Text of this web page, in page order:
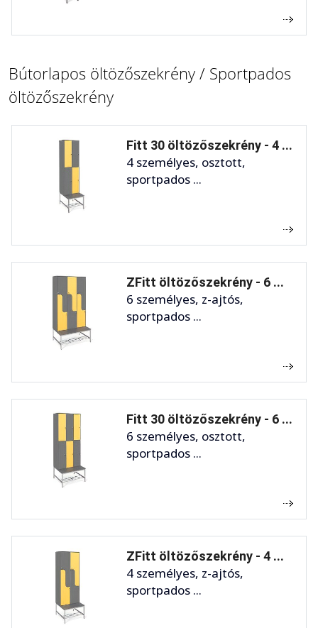
Bútorlapos öltözőszekrény / Sportpados
öltözőszekrény
Fitt 30 öltözőszekrény - 4 ...
4 személyes, osztott,
sportpados ...
ZFitt öltözőszekrény - 6 ...
6 személyes, z-ajtós,
sportpados ...
Fitt 30 öltözőszekrény - 6 ...
6 személyes, osztott,
sportpados ...
ZFitt öltözőszekrény - 4 ...
4 személyes, z-ajtós,
sportpados ...